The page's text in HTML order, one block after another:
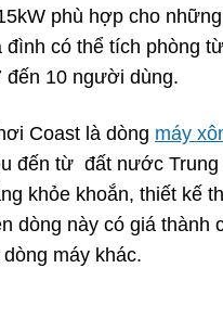
phù hợp cho
có thể tích phòng
đến 10 người dùng.
Coast là dòng máy
đến từ đất nước Trung
khỏe khoắn, thiết kế
dòng này có giá thành
máy khác.